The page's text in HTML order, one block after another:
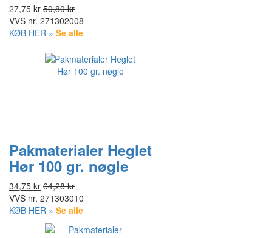
27,75 kr 50,80 kr
VVS nr. 271302008
KØB HER » Se alle
Pakmaterialer Heglet
Hør 100 gr. nøgle
34,75 kr 64,28 kr
VVS nr. 271303010
KØB HER » Se alle